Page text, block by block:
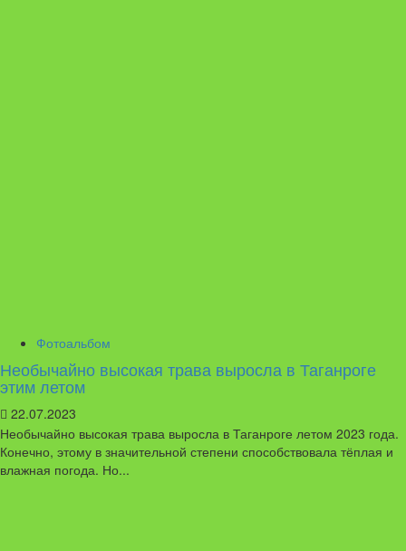
Фотоальбом
Необычайно высокая трава выросла в Таганроге
этим летом
22.07.2023
Необычайно высокая трава выросла в Таганроге летом 2023 года.
Конечно, этому в значительной степени способствовала тёплая и
влажная погода. Но...